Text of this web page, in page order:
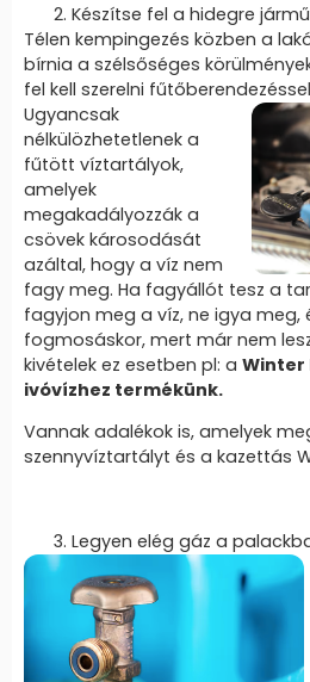
Készítse fel a hidegre
Télen kempingezés közben a
bírnia a szélsőséges
fel kell szerelni
Ugyancsak
nélkülözhetetlenek a
fűtött víztartályok,
amelyek
megakadályozzák a
csövek károsodását
azáltal, hogy a víz nem
fagy meg. Ha fagyállót tesz a
fagyjon meg a víz, ne igya meg,
fogmosáskor, mert már nem
kivételek ez esetben pl: a Winter
ivóvízhez termékünk.
Vannak adalékok is, amelyek
szennyvíztartályt és a kazettás
Legyen elég gáz a